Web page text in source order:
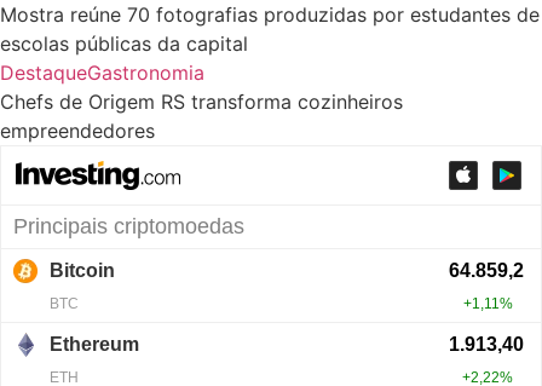
Mostra reúne 70 fotografias produzidas por estudantes de
escolas públicas da capital
DestaqueGastronomia
Chefs de Origem RS transforma cozinheiros
empreendedores